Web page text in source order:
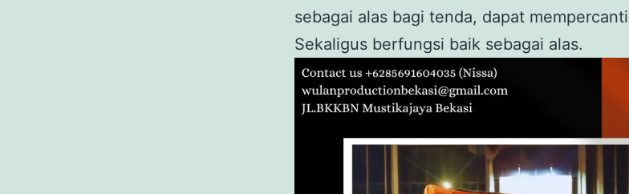
sebagai alas bagi tenda, dapat
Sekaligus berfungsi baik sebagai alas.